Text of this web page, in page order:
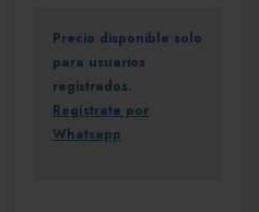
Precio disponible solo
para usuarios
registrados.
Regístrate por
Whatsapp